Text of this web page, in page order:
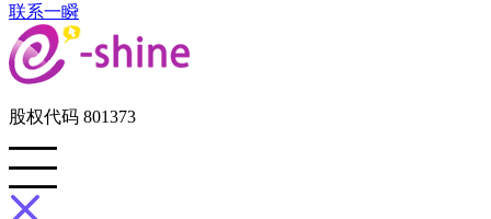
联系一瞬
股权代码 801373